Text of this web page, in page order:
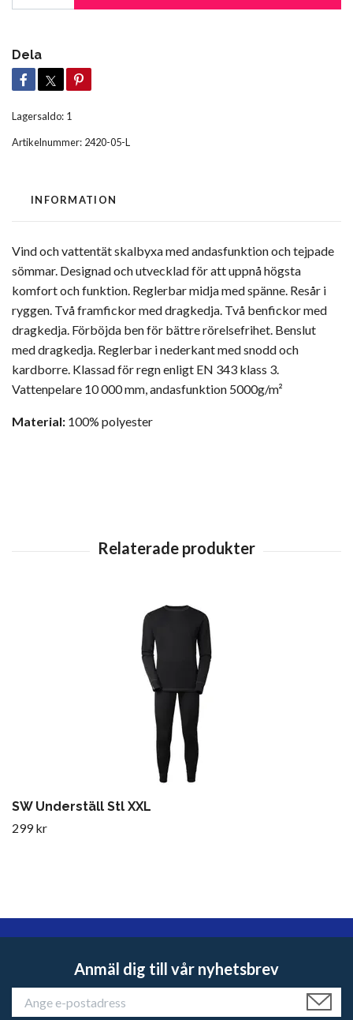
Dela
Lagersaldo: 1
Artikelnummer: 2420-05-L
INFORMATION
Vind och vattentät skalbyxa med andasfunktion och tejpade
sömmar. Designad och utvecklad för att uppnå högsta
komfort och funktion. Reglerbar midja med spänne. Resår i
ryggen. Två framfickor med dragkedja. Två benfickor med
dragkedja. Förböjda ben för bättre rörelsefrihet. Benslut
med dragkedja. Reglerbar i nederkant med snodd och
kardborre. Klassad för regn enligt EN 343 klass 3.
Vattenpelare 10 000 mm, andasfunktion 5000g/m²
Material: 100% polyester
SW Underställ Stl XXL
299 kr
Anmäl dig till vår nyhetsbrev